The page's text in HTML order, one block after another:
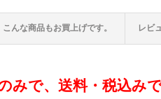
んな商品もお買上げです。 レビ
みで、送料・税込み